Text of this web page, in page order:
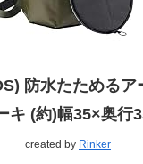
防水たためるア
キ (約)幅35×奥行
created by Rinker